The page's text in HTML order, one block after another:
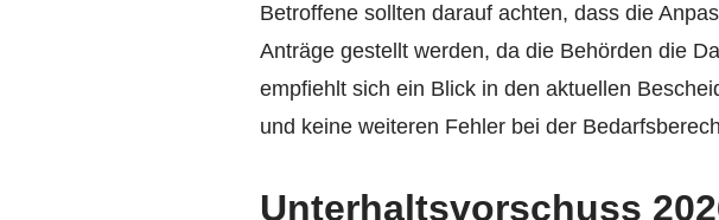
Betroffene sollten darauf achten, dass die
Anträge gestellt werden, da die Behörden die
empfiehlt sich ein Blick in den aktuellen
und keine weiteren Fehler bei der
Unterhaltsvorschuss